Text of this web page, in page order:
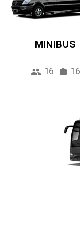
MINIBUS
16 16